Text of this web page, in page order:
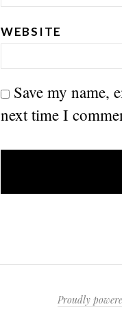
WEBSITE
Save my name,
next time I
Proudly